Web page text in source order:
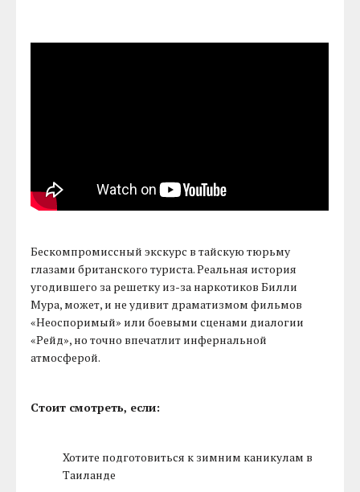
Бескомпромиссный экскурс в тайскую тюрьму
глазами британского туриста. Реальная история
угодившего за решетку из-за наркотиков Билли
Мура, может, и не удивит драматизмом фильмов
«Неоспоримый» или боевыми сценами диалогии
«Рейд», но точно впечатлит инфернальной
атмосферой.
Стоит смотреть, если:
Хотите подготовиться к зимним каникулам в
Таиланде